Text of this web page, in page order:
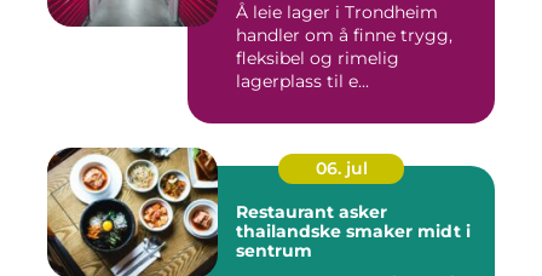
Å leie lager i Trondheim
handler om å finne trygg,
fleksibel og rimelig
lagerplass til e...
06. jul
Restaurant asker
thailandske smaker midt i
sentrum